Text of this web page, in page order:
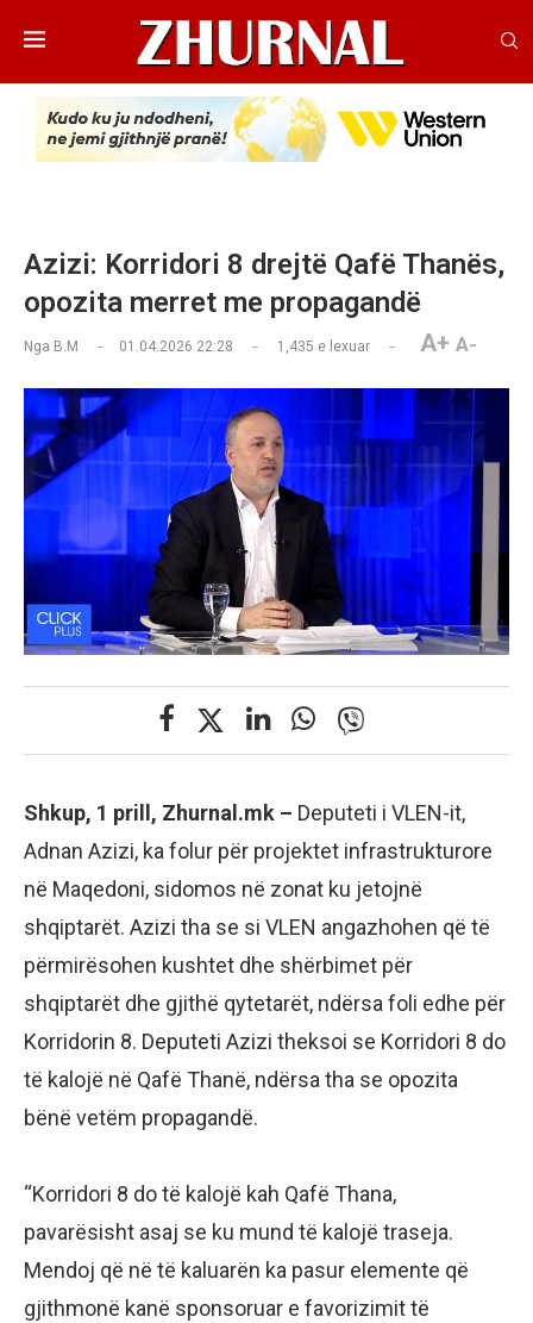
Azizi: Korridori 8 drejtë Qafë Thanës,
opozita merret me propagandë
Nga B.M 01.04.2026 22:28 1,435 e lexuar A+ A-
Shkup, 1 prill, Zhurnal.mk – Deputeti i VLEN-it,
Adnan Azizi, ka folur për projektet infrastrukturore
në Maqedoni, sidomos në zonat ku jetojnë
shqiptarët. Azizi tha se si VLEN angazhohen që të
përmirësohen kushtet dhe shërbimet për
shqiptarët dhe gjithë qytetarët, ndërsa foli edhe për
Korridorin 8. Deputeti Azizi theksoi se Korridori 8 do
të kalojë në Qafë Thanë, ndërsa tha se opozita
bënë vetëm propagandë.
“Korridori 8 do të kalojë kah Qafë Thana,
pavarësisht asaj se ku mund të kalojë traseja.
Mendoj që në të kaluarën ka pasur elemente që
gjithmonë kanë sponsoruar e favorizimit të